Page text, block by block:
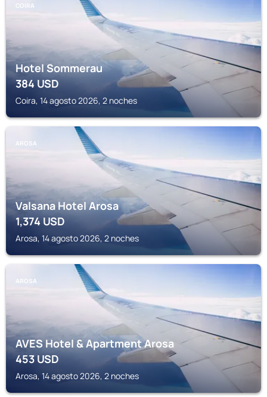
COIRA
Hotel Sommerau
384USD
Coira, 14 agosto 2026, 2 noches
AROSA
Valsana Hotel Arosa
1,374USD
Arosa, 14 agosto 2026, 2 noches
AROSA
AVES Hotel & Apartment Arosa
453USD
Arosa, 14 agosto 2026, 2 noches